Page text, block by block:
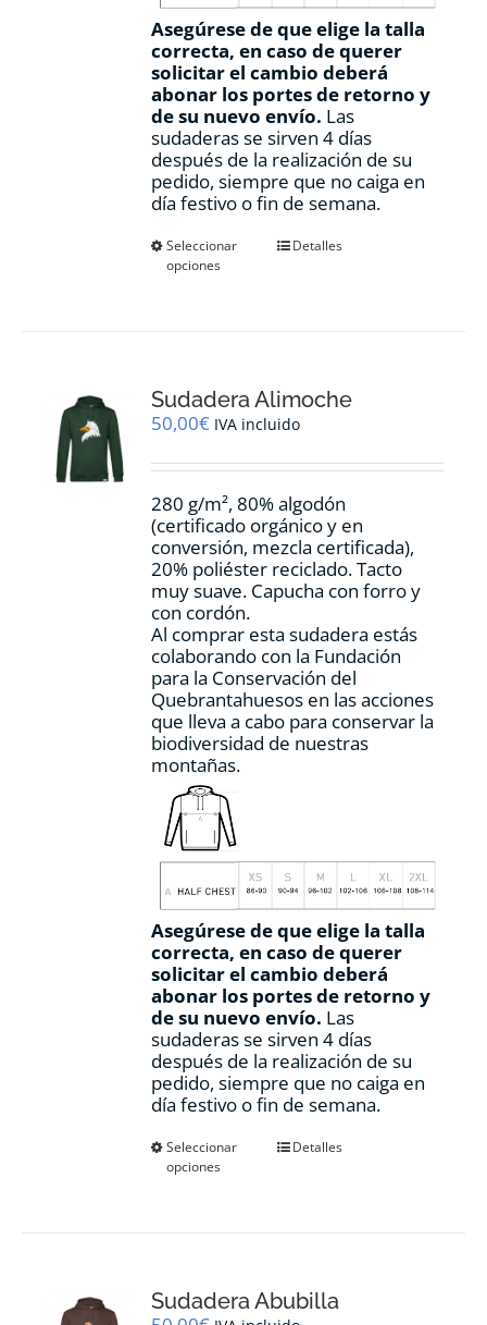
Asegúrese de que elige la talla
correcta, en caso de querer
solicitar el cambio deberá
abonar los portes de retorno y
de su nuevo envío. Las
sudaderas se sirven 4 días
después de la realización de su
pedido, siempre que no caiga en
día festivo o fin de semana.
Seleccionar
opciones
Este
se
pueden
en
página
de
producto
Detalles
Sudadera Alimoche
50,00€ IVA incluido
280 g/m², 80% algodón
(certificado orgánico y en
conversión, mezcla certificada),
20% poliéster reciclado. Tacto
muy suave. Capucha con forro y
con cordón.
Al comprar esta sudadera estás
colaborando con la Fundación
para la Conservación del
Quebrantahuesos en las acciones
que lleva a cabo para conservar la
biodiversidad de nuestras
montañas.
Asegúrese de que elige la talla
correcta, en caso de querer
solicitar el cambio deberá
abonar los portes de retorno y
de su nuevo envío. Las
sudaderas se sirven 4 días
después de la realización de su
pedido, siempre que no caiga en
día festivo o fin de semana.
Seleccionar
opciones
Este
se
Detalles
Sudadera Abubilla